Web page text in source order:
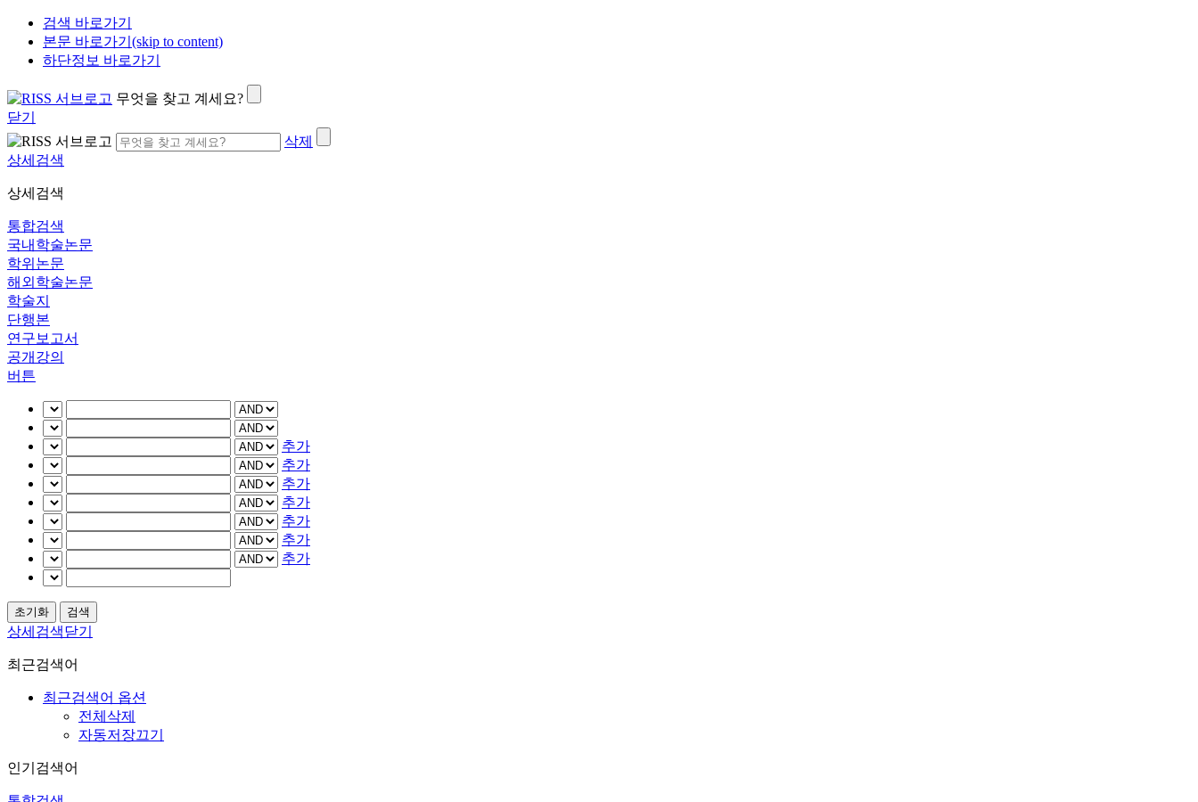
검색 바로가기
본문 바로가기(skip to content)
하단정보 바로가기
무엇을 찾고 계세요?
닫기
삭제
상세검색
상세검색
통합검색
국내학술논문
학위논문
해외학술논문
학술지
단행본
연구보고서
공개강의
버튼
추가
추가
추가
추가
추가
추가
추가
상세검색닫기
최근검색어
최근검색어 옵션
전체삭제
자동저장끄기
인기검색어